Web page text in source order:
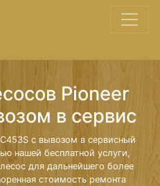
Pioneer
в сервис
с вывозом в сервисный
нашей бесплатной услуги,
для дальнейшего более
стоимость ремонта